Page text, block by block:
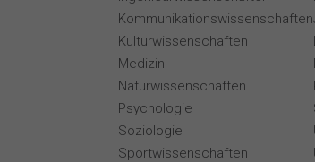
Kommunikationswissenschaften
Kulturwissenschaften
Medizin
Naturwissenschaften
Psychologie
Soziologie
Sportwissenschaften